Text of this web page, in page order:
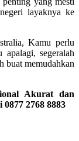
layaknya ke
Kamu perlu
apalagi, segeralah
buat memudahkan
Akurat dan
2768 8883